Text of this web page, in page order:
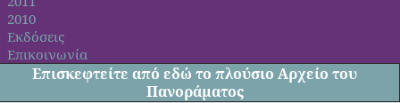
2010
Εκδόσεις
Επικοινωνία
Επισκεφτείτε από εδώ το πλούσιο Αρχείο του
Πανοράματος